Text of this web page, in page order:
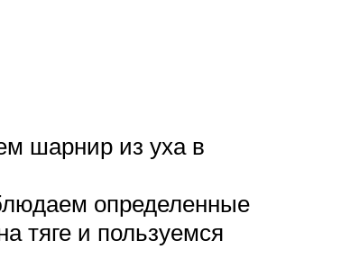
шарнир из уха в
определенные
тяге и пользуемся